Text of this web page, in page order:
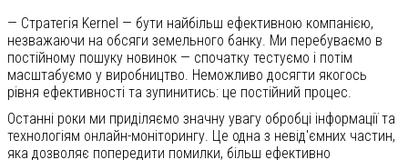
— Стратегія Kernel — бути найбільш ефективною компанією,
незважаючи на обсяги земельного банку. Ми перебуваємо в
постійному пошуку новинок — спочатку тестуємо і потім
масштабуємо у виробництво. Неможливо досягти якогось
рівня ефективності та зупинитись: це постійний процес.
Останні роки ми приділяємо значну увагу обробці інформації та
технологіям онлайн-моніторингу. Це одна з невід'ємних частин,
яка дозволяє попередити помилки, більш ефективно